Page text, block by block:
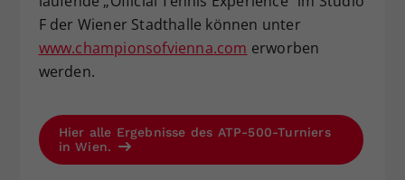
F der Wiener Stadthalle können unter
www.championsofvienna.com erworben
werden.
Hier alle Ergebnisse des ATP-500-Turniers
in Wien.